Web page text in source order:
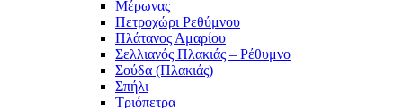
Μέρωνας
Πετροχώρι Ρεθύμνου
Πλάτανος Αμαρίου
Σελλιανός Πλακιάς – Ρέθυμνο
Σούδα (Πλακιάς)
Σπήλι
Τριόπετρα